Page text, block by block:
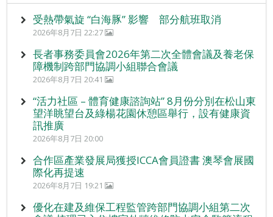
受熱帶氣旋 “白海豚” 影響 部分航班取消
2026年8月7日 22:27
長者事務委員會2026年第二次全體會議及養老保
障機制跨部門協調小組聯合會議
2026年8月7日 20:41
“活力社區 – 體育健康諮詢站” 8月份分別在松山東
望洋眺望台及綠楊花園休憩區舉行，設有健康資
訊推廣
2026年8月7日 20:00
合作區產業發展局獲授ICCA會員證書 澳琴會展國
際化再提速
2026年8月7日 19:21
優化在建及維保工程監管跨部門協調小組第二次